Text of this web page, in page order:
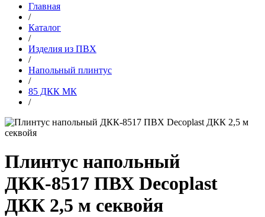
Главная
/
Каталог
/
Изделия из ПВХ
/
Напольный плинтус
/
85 ДКК МК
/
Плинтус напольный
ДКК-8517 ПВХ Decoplast
ДКК 2,5 м секвойя